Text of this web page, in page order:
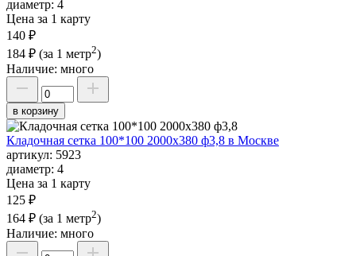
диаметр: 4
Цена за 1 карту
140 ₽
184 ₽ (за 1 метр2)
Наличие: много
в корзину
Кладочная сетка 100*100 2000х380 ф3,8 в Москве
артикул: 5923
диаметр: 4
Цена за 1 карту
125 ₽
164 ₽ (за 1 метр2)
Наличие: много